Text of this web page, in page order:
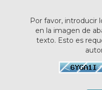
Por favor, introducir
en la imagen de
texto. Esto es